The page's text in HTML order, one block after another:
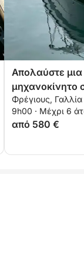
Απολαύστε
μηχανοκίνητο
Φρέγιους, Γαλλία
9h00 · Μέχρι 6
από 580 €